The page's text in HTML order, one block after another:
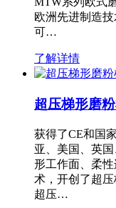
欧洲先进制造
可…
了解详情
超压梯形磨
获得了CE和国
亚、美国、英
形工作面、柔
术，开创了超
超压…